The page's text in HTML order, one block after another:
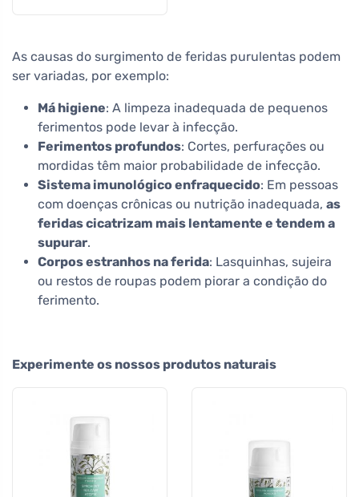
As causas do surgimento de feridas purulentas podem
ser variadas, por exemplo:
Má higiene: A limpeza inadequada de pequenos
ferimentos pode levar à infecção.
Ferimentos profundos: Cortes, perfurações ou
mordidas têm maior probabilidade de infecção.
Sistema imunológico enfraquecido: Em pessoas
com doenças crônicas ou nutrição inadequada, as
feridas cicatrizam mais lentamente e tendem a
supurar.
Corpos estranhos na ferida: Lasquinhas, sujeira
ou restos de roupas podem piorar a condição do
ferimento.
Experimente os nossos produtos naturais